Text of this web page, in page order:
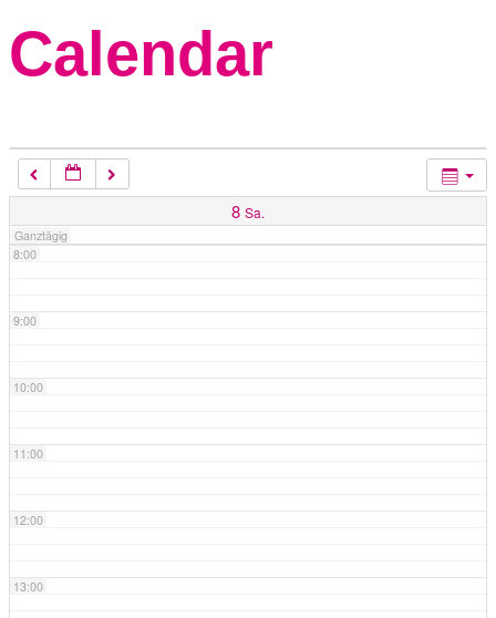
Calendar
8 Sa.
Ganztägig
5:00
7:00
8:00
9:00
10:00
11:00
12:00
13:00